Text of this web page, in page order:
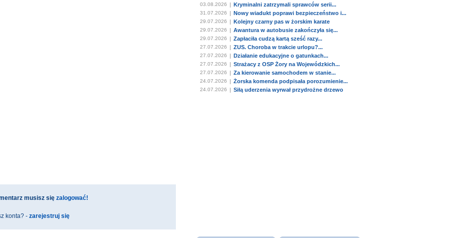
musisz się zalogować!
konta? - zarejestruj się
03.08.2026 | Kryminalni zatrzymali sprawców serii...
31.07.2026 | Nowy wiadukt poprawi bezpieczeństwo i...
29.07.2026 | Kolejny czarny pas w żorskim karate
29.07.2026 | Awantura w autobusie zakończyła się...
29.07.2026 | Zapłaciła cudzą kartą sześć razy...
27.07.2026 | ZUS. Choroba w trakcie urlopu?...
27.07.2026 | Działanie edukacyjne o gatunkach...
27.07.2026 | Strażacy z OSP Żory na Wojewódzkich...
27.07.2026 | Za kierowanie samochodem w stanie...
24.07.2026 | Żorska komenda podpisała porozumienie...
24.07.2026 | Siłą uderzenia wyrwał przydrożne drzewo